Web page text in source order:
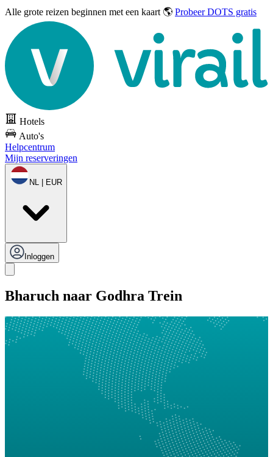
Alle grote reizen beginnen met een kaart 🌎 Probeer DOTS gratis
Hotels
Auto's
Helpcentrum
Mijn reserveringen
NL | EUR
Inloggen
Bharuch naar Godhra Trein